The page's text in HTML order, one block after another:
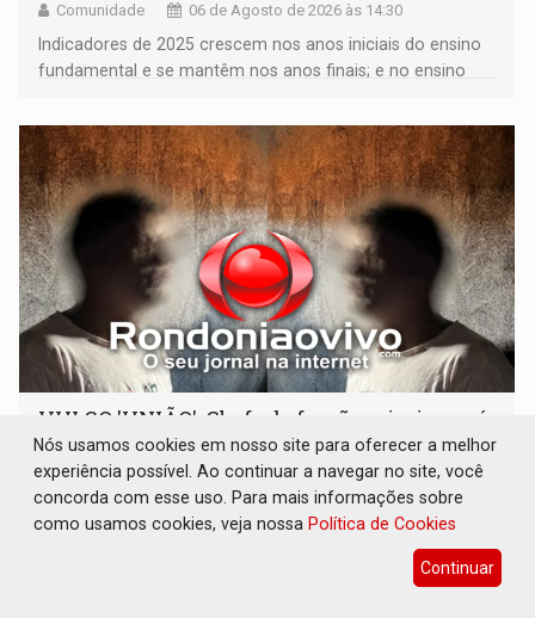
Comunidade 06 de Agosto de 2026 às 14:30
Indicadores de 2025 crescem nos anos iniciais do ensino
fundamental e se mantêm nos anos finais; e no ensino
VULGO 'UNIÃO': Chefe de facção criminosa é
preso durante operação policial
Polícia 06 de Agosto de 2026 às 14:11
Acusado ainda tentou fugir para um matagal
Nós usamos cookies em nosso site para oferecer a melhor
experiência possível. Ao continuar a navegar no site, você
concorda com esse uso. Para mais informações sobre
como usamos cookies, veja nossa Política de Cookies
Continuar